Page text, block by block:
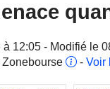
12:05 - Modifié le
Zonebourse
- Voir